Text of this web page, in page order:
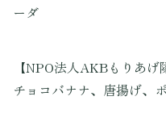
ーダ
【NPO法人AKBもりあげ
チョコバナナ、唐揚げ、